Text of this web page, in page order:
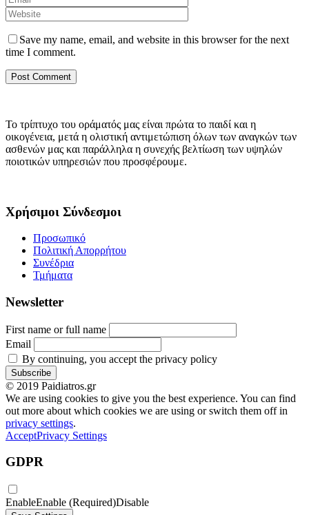
Save my name, email, and website in this browser for the next
time I comment.
Το τρίπτυχο του οράματός μας είναι πρώτα το παιδί και η
οικογένεια, μετά η ολιστική αντιμετώπιση όλων των αναγκών των
ασθενών μας και παράλληλα η συνεχής βελτίωση των υψηλών
ποιοτικών υπηρεσιών που προσφέρουμε.
Χρήσιμοι Σύνδεσμοι
Προσωπικό
Πολιτική Απορρήτου
Συνέδρια
Τμήματα
Newsletter
First name or full name
Email
By continuing, you accept the privacy policy
© 2019 Paidiatros.gr
We are using cookies to give you the best experience. You can find
out more about which cookies we are using or switch them off in
privacy settings.
AcceptPrivacy Settings
GDPR
EnableEnable (Required)Disable